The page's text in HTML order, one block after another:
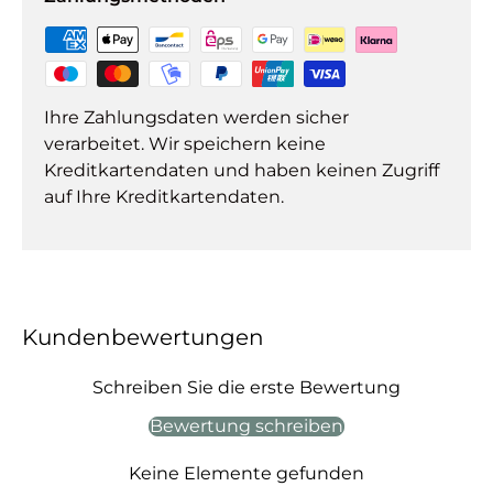
Ihre Zahlungsdaten werden sicher
verarbeitet. Wir speichern keine
Kreditkartendaten und haben keinen Zugriff
auf Ihre Kreditkartendaten.
Kundenbewertungen
Schreiben Sie die erste Bewertung
Bewertung schreiben
Keine Elemente gefunden